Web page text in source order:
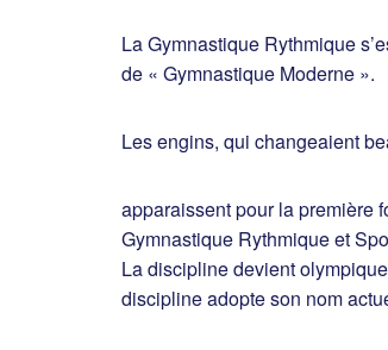
La Gymnastique Rythmique
de « Gymnastique Moderne ».
Les engins, qui changeaient
apparaissent pour la première
Gymnastique Rythmique et
La discipline devient
discipline adopte son nom